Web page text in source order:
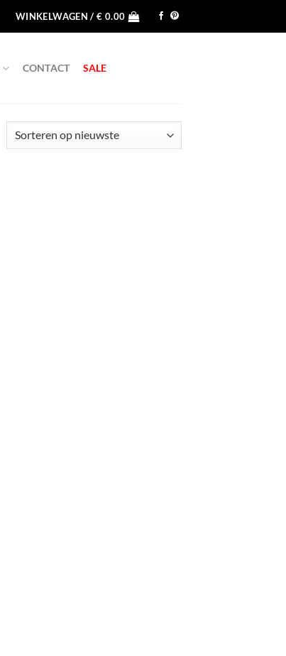
WINKELWAGEN /€ 0.00
CONTACT SALE